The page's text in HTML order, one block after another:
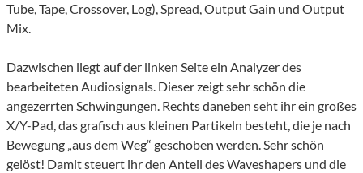
Tube, Tape, Crossover, Log), Spread, Output Gain und Output
Mix.
Dazwischen liegt auf der linken Seite ein Analyzer des
bearbeiteten Audiosignals. Dieser zeigt sehr schön die
angezerrten Schwingungen. Rechts daneben seht ihr ein großes
X/Y-Pad, das grafisch aus kleinen Partikeln besteht, die je nach
Bewegung „aus dem Weg“ geschoben werden. Sehr schön
gelöst! Damit steuert ihr den Anteil des Waveshapers und die